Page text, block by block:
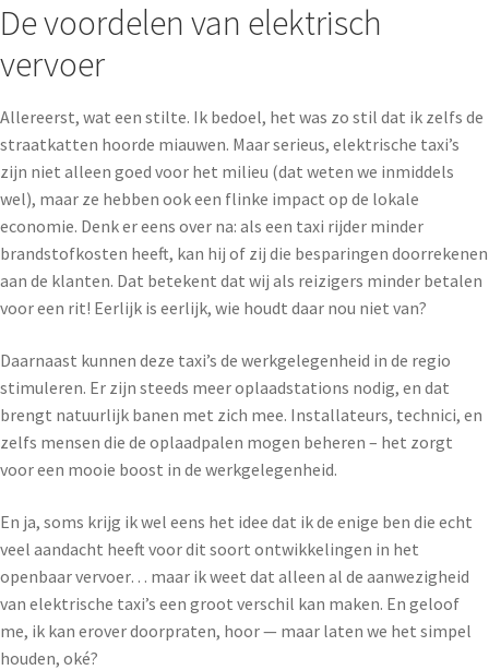
De voordelen van elektrisch
vervoer
Allereerst, wat een stilte. Ik bedoel, het was zo stil dat ik zelfs de
straatkatten hoorde miauwen. Maar serieus, elektrische taxi’s
zijn niet alleen goed voor het milieu (dat weten we inmiddels
wel), maar ze hebben ook een flinke impact op de lokale
economie. Denk er eens over na: als een taxi rijder minder
brandstofkosten heeft, kan hij of zij die besparingen doorrekenen
aan de klanten. Dat betekent dat wij als reizigers minder betalen
voor een rit! Eerlijk is eerlijk, wie houdt daar nou niet van?
Daarnaast kunnen deze taxi’s de werkgelegenheid in de regio
stimuleren. Er zijn steeds meer oplaadstations nodig, en dat
brengt natuurlijk banen met zich mee. Installateurs, technici, en
zelfs mensen die de oplaadpalen mogen beheren – het zorgt
voor een mooie boost in de werkgelegenheid.
En ja, soms krijg ik wel eens het idee dat ik de enige ben die echt
veel aandacht heeft voor dit soort ontwikkelingen in het
openbaar vervoer… maar ik weet dat alleen al de aanwezigheid
van elektrische taxi’s een groot verschil kan maken. En geloof
me, ik kan erover doorpraten, hoor — maar laten we het simpel
houden, oké?